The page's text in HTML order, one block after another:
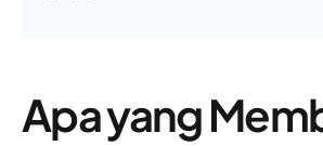
Apa yang